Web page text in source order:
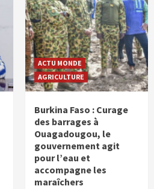
ACTU MONDE
AGRICULTURE
Burkina Faso : Curage
des barrages à
Ouagadougou, le
gouvernement agit
pour l’eau et
accompagne les
maraîchers